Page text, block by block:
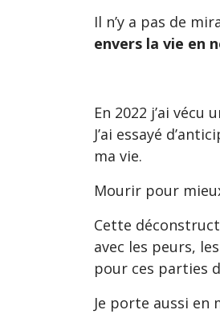
Il n’y a pas de
envers la vie en
En 2022 j’ai
J’ai essayé
ma vie.
Mourir pour
Cette
avec les peurs,
pour ces parties
Je porte aussi en